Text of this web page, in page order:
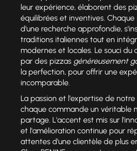
leur expérience, élaborent des
équilibrées et inventives.
d'une recherche approfondie,
traditions italiennes tout en
modernes et locales. Le souci du
par des pizzas généreusement
la perfection, pour offrir une
incomparable.
La passion et l'expertise de
chaque commande un véritable
partage. L'accent est mis sur
et l'amélioration continue pour
attentes d'une clientèle de plus